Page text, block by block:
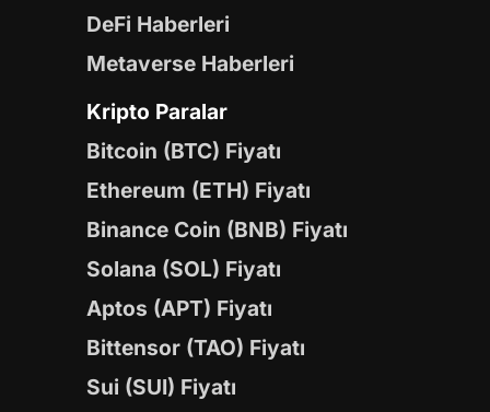
DeFi Haberleri
Metaverse Haberleri
Kripto Paralar
Bitcoin (BTC) Fiyatı
Ethereum (ETH) Fiyatı
Binance Coin (BNB) Fiyatı
Solana (SOL) Fiyatı
Aptos (APT) Fiyatı
Bittensor (TAO) Fiyatı
Sui (SUI) Fiyatı